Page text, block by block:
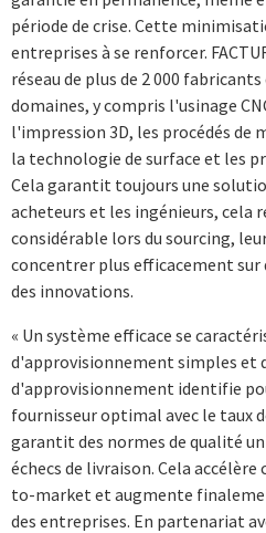
période de crise. Cette
entreprises à se renforcer.
réseau de plus de 2 000
domaines, y compris l'usinage
l'impression 3D, les procédés de
la technologie de surface et les
Cela garantit toujours une
acheteurs et les ingénieurs, cela
considérable lors du sourcing,
concentrer plus efficacement
des innovations.
« Un système efficace se
d'approvisionnement simples et
d'approvisionnement identifie
fournisseur optimal avec le taux
garantit des normes de qualité
échecs de livraison. Cela
to-market et augmente
des entreprises. En partenariat